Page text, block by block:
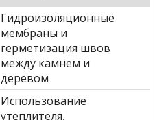
Гидроизоляционные
мембраны и
герметизация швов
между камнем и
деревом
Использование
утеплителя,